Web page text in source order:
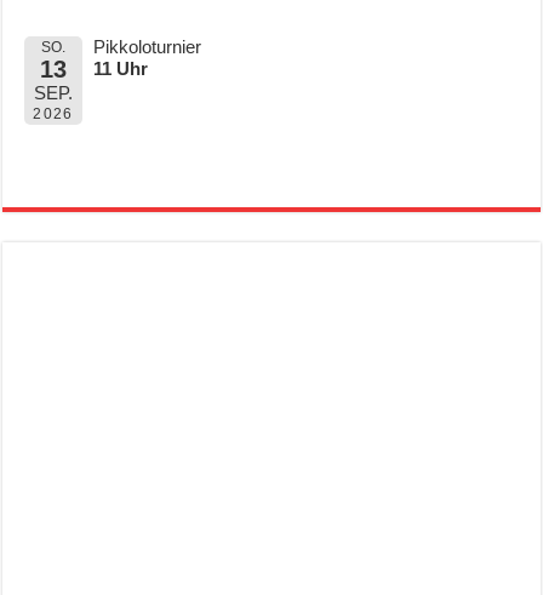
SO.
13
SEP.
2026
Pikkoloturnier
11 Uhr